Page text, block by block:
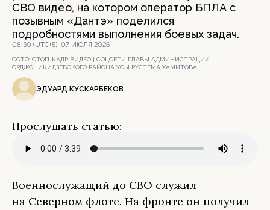
СВО видео, на котором оператор БПЛА с
позывным «Дантэ» поделился
подробностями выполнения боевых задач.
08:30 (UTC+5), 07 ИЮЛЯ 2026
ФОТО: СТОП-КАДР ВИДЕО | СОЦСЕТИ ГЛАВЫ АДМИНИСТРАЦИИ
ОРДЖОНИКИДЗЕВСКОГО РАЙОНА УФЫ РУСТЕМА ХАМИТОВА
ЭДУАРД КУСКАРБЕКОВ
Прослушать статью:
Военнослужащий до СВО служил
на Северном флоте. На фронте он получил